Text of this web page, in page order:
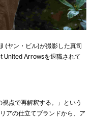
(ヤン・ビル)が撮影した真司
United Arrowsを退職されて
点で再解釈する。」という
アの仕立てブランドから、ア